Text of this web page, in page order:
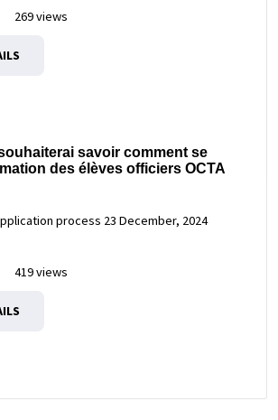
269 views
savoir comment se
des élèves officiers OCTA
process 23 December, 2024
419 views